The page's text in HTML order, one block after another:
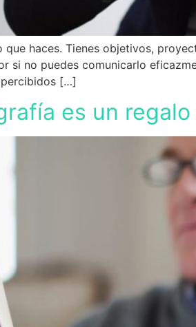
que haces. Tienes objetivos,
si no puedes comunicarlo
[…]
es un